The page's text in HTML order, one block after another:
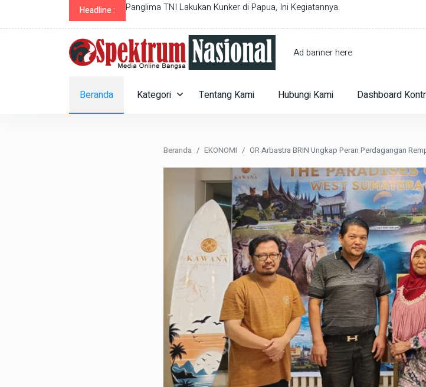
Headline : Panglima TNI Lakukan Kunker di Papua, Ini Kegiatannya.
Ad banner here
Beranda Kategori Tentang Kami Hubungi Kami Dashboard
Beranda EKONOMI OR Arbastra BRIN Ungkap Peran Perdagangan